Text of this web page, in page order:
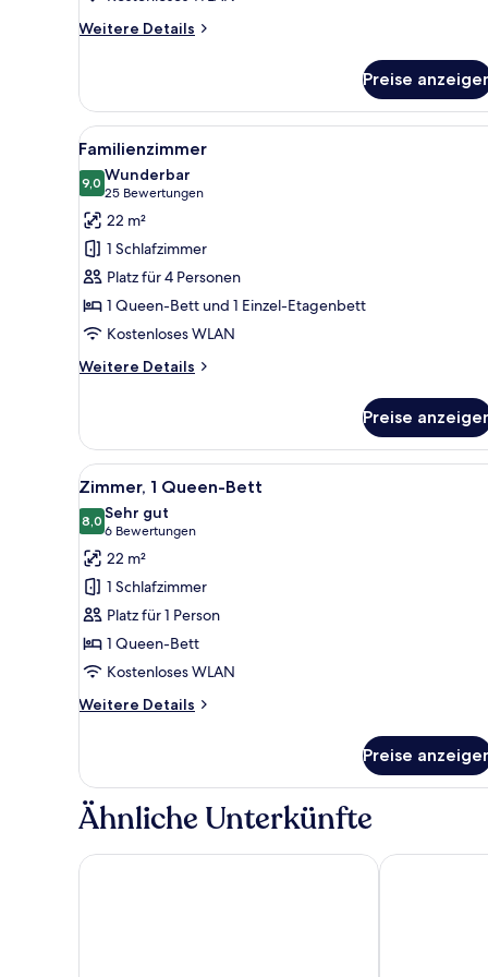
Weitere Details
Weitere
Room
Preise
Alle
Fotos
für
Familienzimmer
anzeigen
Ein Hotelzimmer mit Bett,
4
Familienzimmer
9,09,0 von 10
Wunderbar
25 Bewertungen
(25
Bewertungen)
22 m²
1 Schlafzimmer
Platz für 4 Personen
1 Queen-Bett und 1 Einzel-Etagenbett
Kostenloses WLAN
Weitere Details
Weitere
Preise
Alle
Fotos
für
Zimmer,
Queen-
Bett
anzeigen
Ein Hotelzimmer mit einem
4
Zimmer, 1 Queen-Bett
8,08,0 von 10
Sehr gut
6 Bewertungen
(6
Bewertungen)
22 m²
1 Schlafzimmer
Platz für 1 Person
1 Queen-Bett
Kostenloses WLAN
Weitere Details
Weitere
1
Queen-
Bett
Preise
Ähnliche Unterkünfte
Radisson Blu Limfjord Hotel Aalborg Milling Hotel